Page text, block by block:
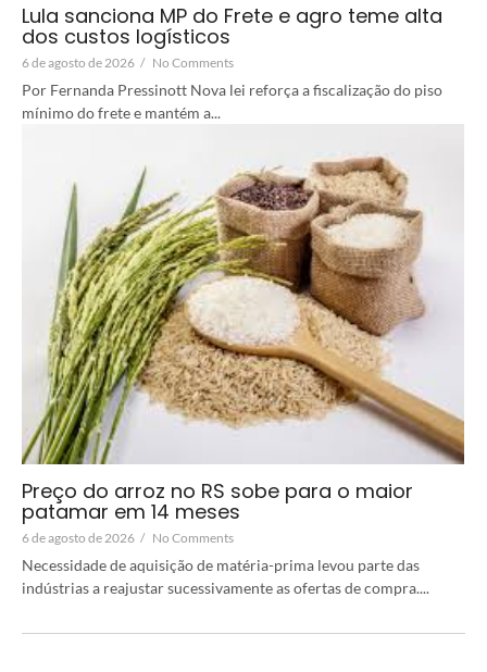
Lula sanciona MP do Frete e agro teme alta
dos custos logísticos
6 de agosto de 2026 / No Comments
Por Fernanda Pressinott Nova lei reforça a fiscalização do piso
mínimo do frete e mantém a...
Preço do arroz no RS sobe para o maior
patamar em 14 meses
6 de agosto de 2026 / No Comments
Necessidade de aquisição de matéria-prima levou parte das
indústrias a reajustar sucessivamente as ofertas de compra....